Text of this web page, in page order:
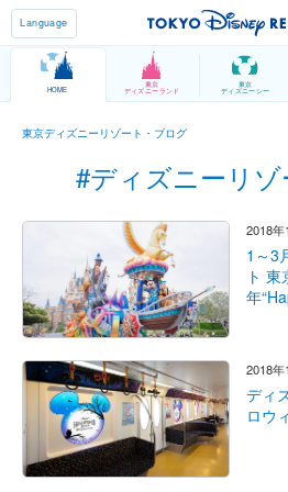
Language
HOME
東京
ディズニーランド
東京
ディズニーシー
東京ディズニーリゾート・ブログ
#ディズニーリ
2018年
1～3
ト
年
2018年
ディ
ロウ